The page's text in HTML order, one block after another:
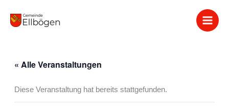
Inhalt
« Alle Veranstaltungen
Diese Veranstaltung hat bereits stattgefunden.